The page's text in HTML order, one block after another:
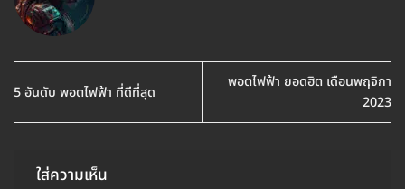
5 อันดับ พอตไฟฟ้า ที่ดีที่สุด
พอตไฟฟ้า ยอดฮิต เดือนพฤจิกา
2023
ใส่ความเห็น